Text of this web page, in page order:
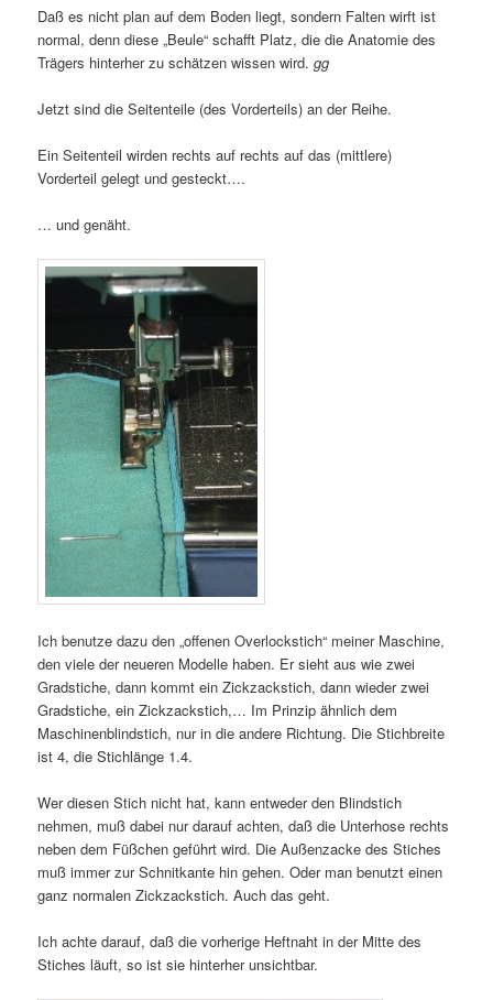
Daß es nicht plan auf dem Boden liegt, sondern Falten wirft ist
normal, denn diese „Beule“ schafft Platz, die die Anatomie des
Trägers hinterher zu schätzen wissen wird.gg
Jetzt sind die Seitenteile (des Vorderteils) an der Reihe.
Ein Seitenteil wirden rechts auf rechts auf das (mittlere)
Vorderteil gelegt und gesteckt….
… und genäht.
Ich benutze dazu den „offenen Overlockstich“ meiner Maschine,
den viele der neueren Modelle haben. Er sieht aus wie zwei
Gradstiche, dann kommt ein Zickzackstich, dann wieder zwei
Gradstiche, ein Zickzackstich,… Im Prinzip ähnlich dem
Maschinenblindstich, nur in die andere Richtung. Die Stichbreite
ist 4, die Stichlänge 1.4.
Wer diesen Stich nicht hat, kann entweder den Blindstich
nehmen, muß dabei nur darauf achten, daß die Unterhose rechts
neben dem Füßchen geführt wird. Die Außenzacke des Stiches
muß immer zur Schnitkante hin gehen. Oder man benutzt einen
ganz normalen Zickzackstich. Auch das geht.
Ich achte darauf, daß die vorherige Heftnaht in der Mitte des
Stiches läuft, so ist sie hinterher unsichtbar.